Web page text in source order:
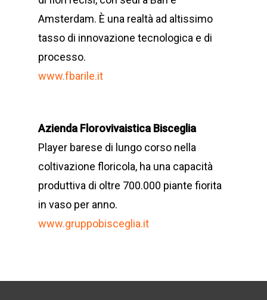
Amsterdam. È una realtà ad altissimo
tasso di innovazione tecnologica e di
processo.
www.fbarile.it
Azienda Florovivaistica Bisceglia
Player barese di lungo corso nella
coltivazione floricola, ha una capacità
produttiva di oltre 700.000 piante fiorita
in vaso per anno.
www.gruppobisceglia.it